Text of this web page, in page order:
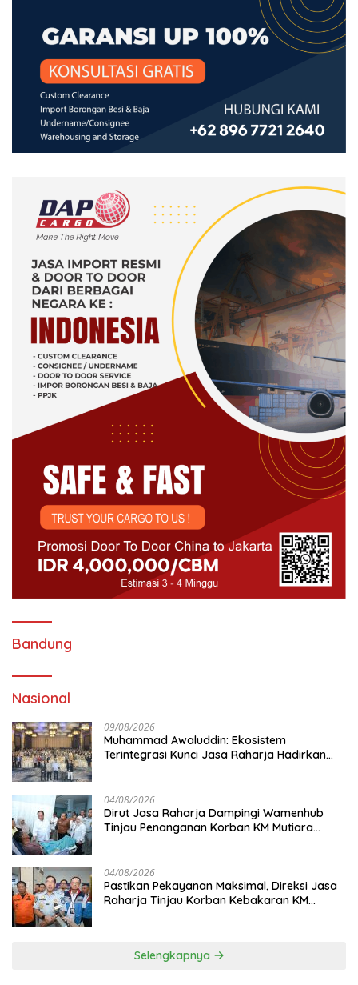
Bandung
Nasional
09/08/2026
Muhammad Awaluddin: Ekosistem
Terintegrasi Kunci Jasa Raharja Hadirkan
04/08/2026
Dirut Jasa Raharja Dampingi Wamenhub
Tinjau Penanganan Korban KM Mutiara
04/08/2026
Pastikan Pekayanan Maksimal, Direksi Jasa
Raharja Tinjau Korban Kebakaran KM
Selengkapnya